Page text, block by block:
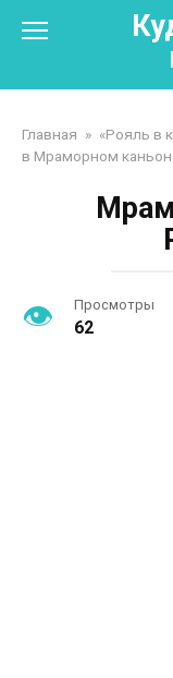
Главная » «Рояль в
в Мраморном
Просмотры
62